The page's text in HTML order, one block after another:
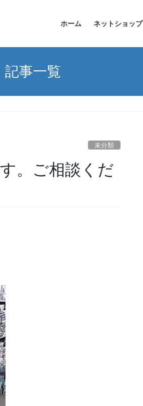
ホーム ネットショップ
記事一覧
未分類
。ご相談くだ